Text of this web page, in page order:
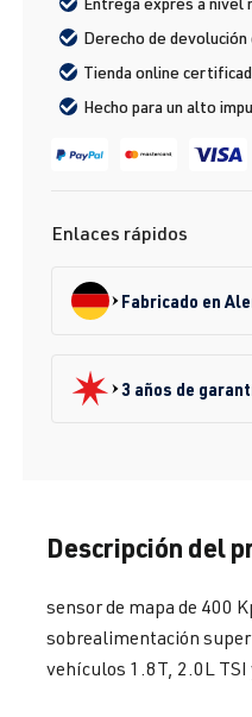
Derecho de devolución
Tienda online
Hecho para un alto
Enlaces rápidos
Fabricado en
3 años de
Descripción del
sensor de mapa de 400
sobrealimentación
vehículos 1.8T, 2.0L TSI